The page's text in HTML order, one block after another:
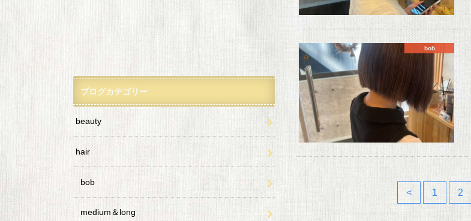
bob
< 1 2
ブログカテゴリー
beauty
hair
bob
medium＆long